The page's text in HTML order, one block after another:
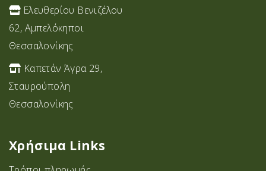
Ελευθερίου Βενιζέλου
62, Αμπελόκηποι
Θεσσαλονίκης
Καπετάν Άγρα 29,
Σταυρoύπολη
Θεσσαλονίκης
Χρήσιμα Links